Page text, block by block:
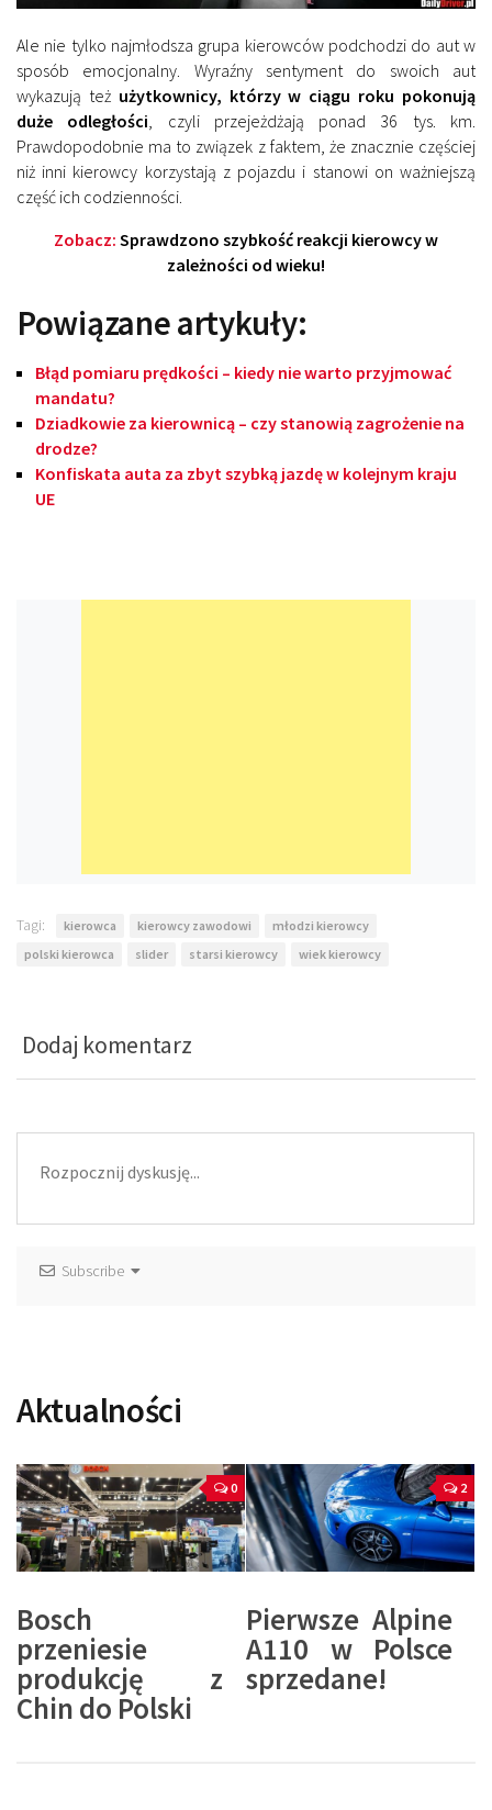
Ale nie tylko najmłodsza grupa kierowców podchodzi do aut w
sposób emocjonalny. Wyraźny sentyment do swoich aut
wykazują też użytkownicy, którzy w ciągu roku pokonują
duże odległości, czyli przejeżdżają ponad 36 tys. km.
Prawdopodobnie ma to związek z faktem, że znacznie częściej
niż inni kierowcy korzystają z pojazdu i stanowi on ważniejszą
część ich codzienności.
Zobacz: Sprawdzono szybkość reakcji kierowcy w
zależności od wieku!
Powiązane artykuły:
Błąd pomiaru prędkości – kiedy nie warto przyjmować
mandatu?
Dziadkowie za kierownicą – czy stanowią zagrożenie na
drodze?
Konfiskata auta za zbyt szybką jazdę w kolejnym kraju
UE
Tagi: kierowca kierowcy zawodowi
młodzi kierowcy
polski kierowca
slider starsi kierowcy wiek kierowcy
Dodaj komentarz
Subscribe
Aktualności
0
Bosch
przeniesie
produkcję z
Chin do Polski
2
Pierwsze Alpine
A110 w Polsce
sprzedane!